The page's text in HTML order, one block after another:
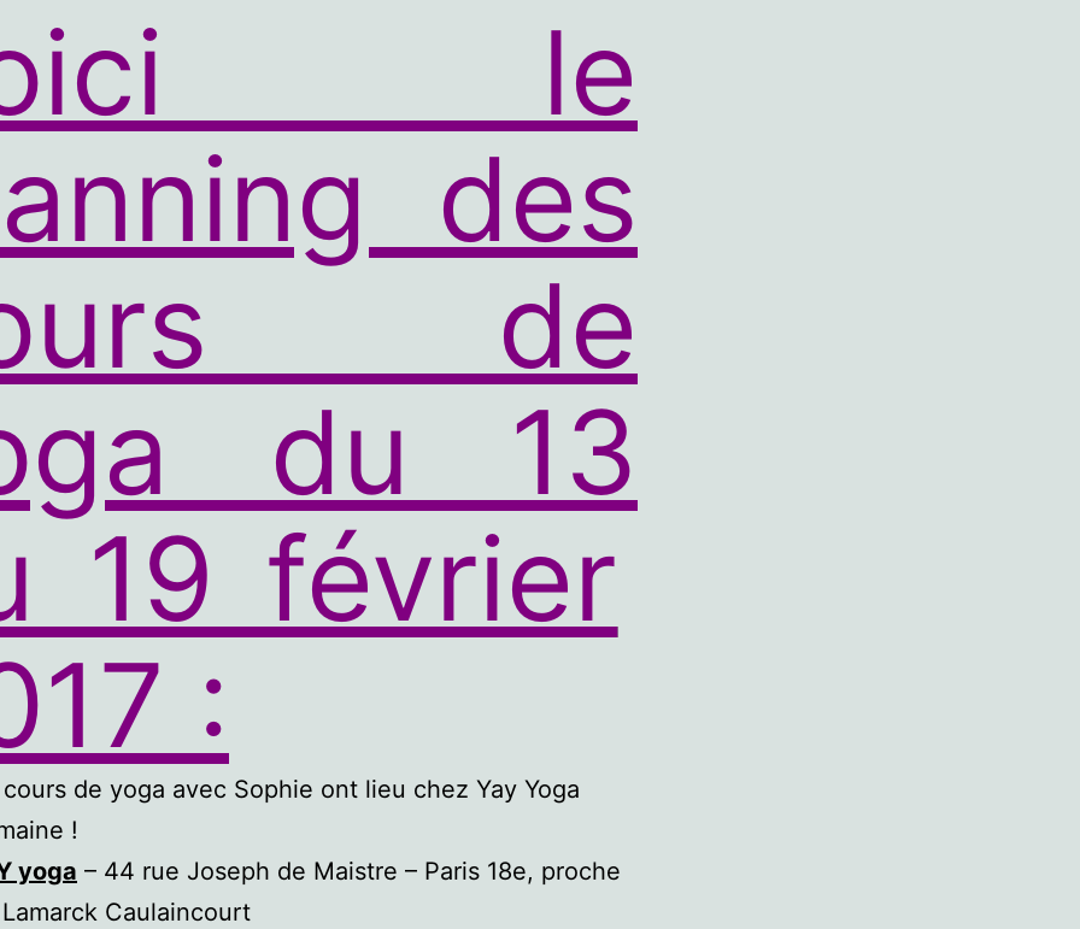
le
des
de
du 13
19 février
:
de yoga avec Sophie ont lieu chez Yay Yoga
!
yoga – 44 rue Joseph de Maistre – Paris 18e, proche
Lamarck Caulaincourt